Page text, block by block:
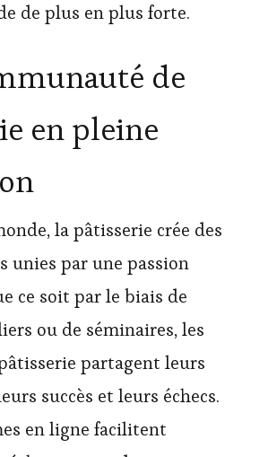
de plus en plus forte.
de
en pleine
la pâtisserie crée des
unies par une passion
ce soit par le biais de
ou de séminaires, les
partagent leurs
succès et leurs échecs.
en ligne facilitent